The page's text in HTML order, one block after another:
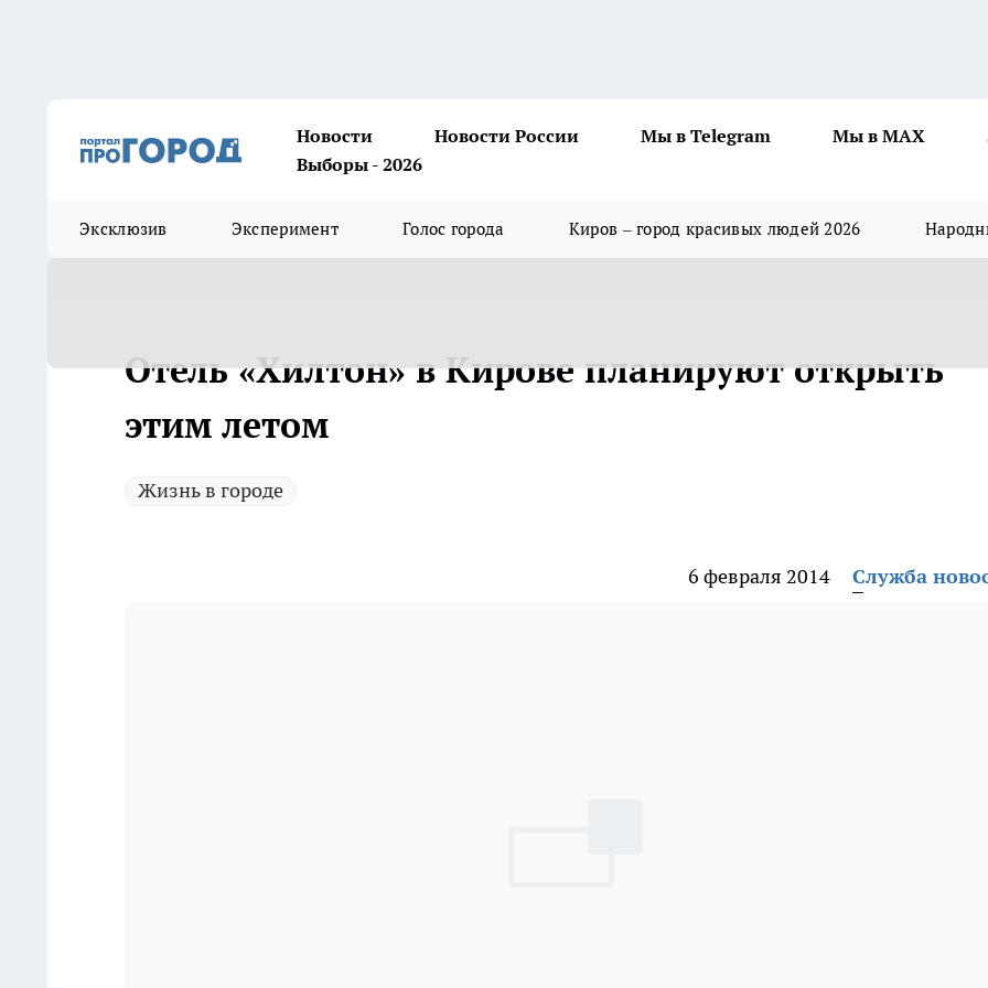
Новости Новости России Мы в Telegram Мы в MAX
Выборы - 2026
Эксклюзив Эксперимент Голос города Киров – город красивых людей 2026
Отель «Хилтон» в Кирове планируют открыть
этим летом
Жизнь в городе
6 февраля 2014 Служба